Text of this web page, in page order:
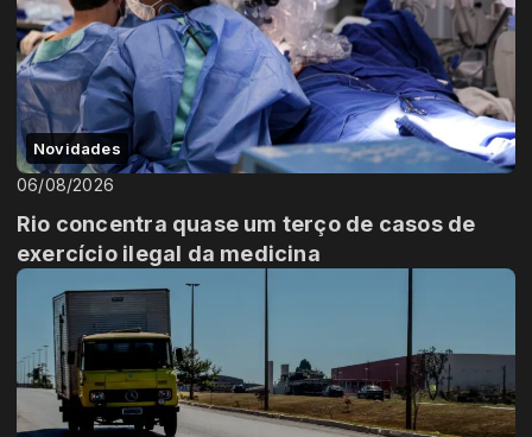
Novidades
06/08/2026
Rio concentra quase um terço de casos de
exercício ilegal da medicina